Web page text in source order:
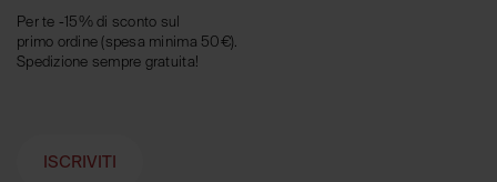
Per te -15% di sconto sul
primo ordine (spesa minima 50€).
Spedizione sempre gratuita!
ISCRIVITI